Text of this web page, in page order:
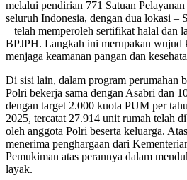
melalui pendirian 771 Satuan
seluruh Indonesia, dengan dua lokasi –
– telah memperoleh sertifikat halal dan
BPJPH. Langkah ini merupakan wujud
menjaga keamanan pangan dan
Di sisi lain, dalam program perumahan
Polri bekerja sama dengan Asabri dan
dengan target 2.000 kuota PUM per
2025, tercatat 27.914 unit rumah telah
oleh anggota Polri beserta keluarga.
menerima penghargaan dari
Pemukiman atas perannya dalam
layak.